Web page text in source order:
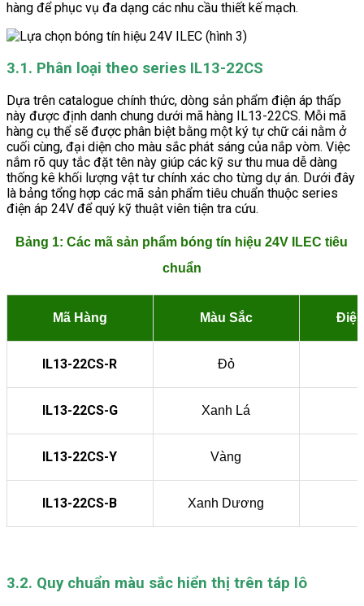
hàng để phục vụ đa dạng các nhu cầu thiết kế mạch.
3.1. Phân loại theo series IL13-22CS
Dựa trên catalogue chính thức, dòng sản phẩm điện áp thấp
này được định danh chung dưới mã hàng IL13-22CS. Mỗi mã
hàng cụ thể sẽ được phân biệt bằng một ký tự chữ cái nằm ở
cuối cùng, đại diện cho màu sắc phát sáng của nắp vòm. Việc
nắm rõ quy tắc đặt tên này giúp các kỹ sư thu mua dễ dàng
thống kê khối lượng vật tư chính xác cho từng dự án. Dưới đây
là bảng tổng hợp các mã sản phẩm tiêu chuẩn thuộc series
điện áp 24V để quý kỹ thuật viên tiện tra cứu.
Bảng 1: Các mã sản phẩm bóng tín hiệu 24V ILEC tiêu
chuẩn
Mã Hàng Màu Sắc
IL13-22CS-R Đỏ
IL13-22CS-G Xanh Lá
IL13-22CS-Y Vàng
IL13-22CS-B Xanh Dương
3.2. Quy chuẩn màu sắc hiển thị trên táp lô